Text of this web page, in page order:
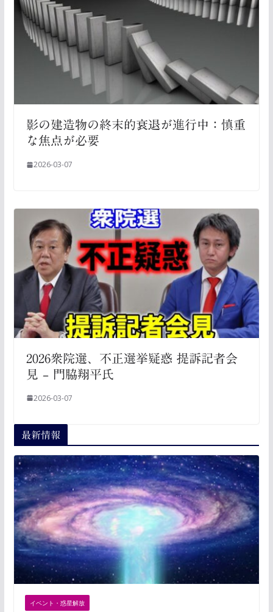
影の建造物の終末的衰退が進行中：慎重
な焦点が必要
2026-03-07
2026衆院選、不正選挙疑惑 提訴記者会
見 – 門脇翔平氏
2026-03-07
最新情報
イベント・惑星解放